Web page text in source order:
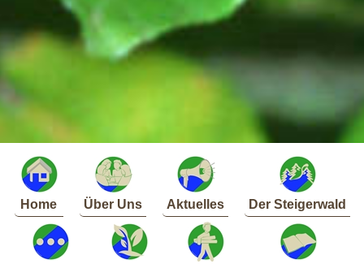
Home Über Uns Aktuelles Der Steigerwald